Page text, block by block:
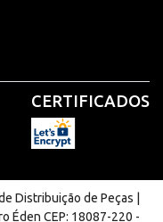
CERTIFICADOS
Distribuição de Peças |
Éden CEP: 18087-220 -